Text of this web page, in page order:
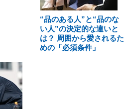
“品のある人”と“品のな
い人”の決定的な違いと
は？ 周囲から愛されるた
めの「必須条件」